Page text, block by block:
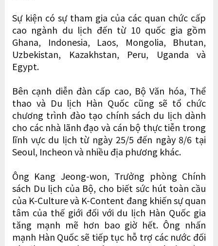
Sự kiện có sự tham gia của các quan chức cấp
cao ngành du lịch đến từ 10 quốc gia gồm
Ghana, Indonesia, Laos, Mongolia, Bhutan,
Uzbekistan, Kazakhstan, Peru, Uganda và
Egypt.
Bên cạnh diễn đàn cấp cao, Bộ Văn hóa, Thể
thao và Du lịch Hàn Quốc cũng sẽ tổ chức
chương trình đào tạo chính sách du lịch dành
cho các nhà lãnh đạo và cán bộ thực tiễn trong
lĩnh vực du lịch từ ngày 25/5 đến ngày 8/6 tại
Seoul, Incheon và nhiều địa phương khác.
Ông Kang Jeong-won, Trưởng phòng Chính
sách Du lịch của Bộ, cho biết sức hút toàn cầu
của K-Culture và K-Content đang khiến sự quan
tâm của thế giới đối với du lịch Hàn Quốc gia
tăng mạnh mẽ hơn bao giờ hết. Ông nhấn
mạnh Hàn Quốc sẽ tiếp tục hỗ trợ các nước đối